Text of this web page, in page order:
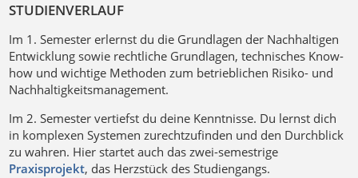
STUDIENVERLAUF
Im 1. Semester erlernst du die Grundlagen der Nachhaltigen
Entwicklung sowie rechtliche Grundlagen, technisches Know-
how und wichtige Methoden zum betrieblichen Risiko- und
Nachhaltigkeitsmanagement.
Im 2. Semester vertiefst du deine Kenntnisse. Du lernst dich
in komplexen Systemen zurechtzufinden und den Durchblick
zu wahren. Hier startet auch das zwei-semestrige
Praxisprojekt, das Herzstück des Studiengangs.